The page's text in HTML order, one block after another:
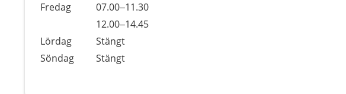
Fredag
07.00–11.30
12.00–14.45
Lördag
Stängt
Söndag
Stängt